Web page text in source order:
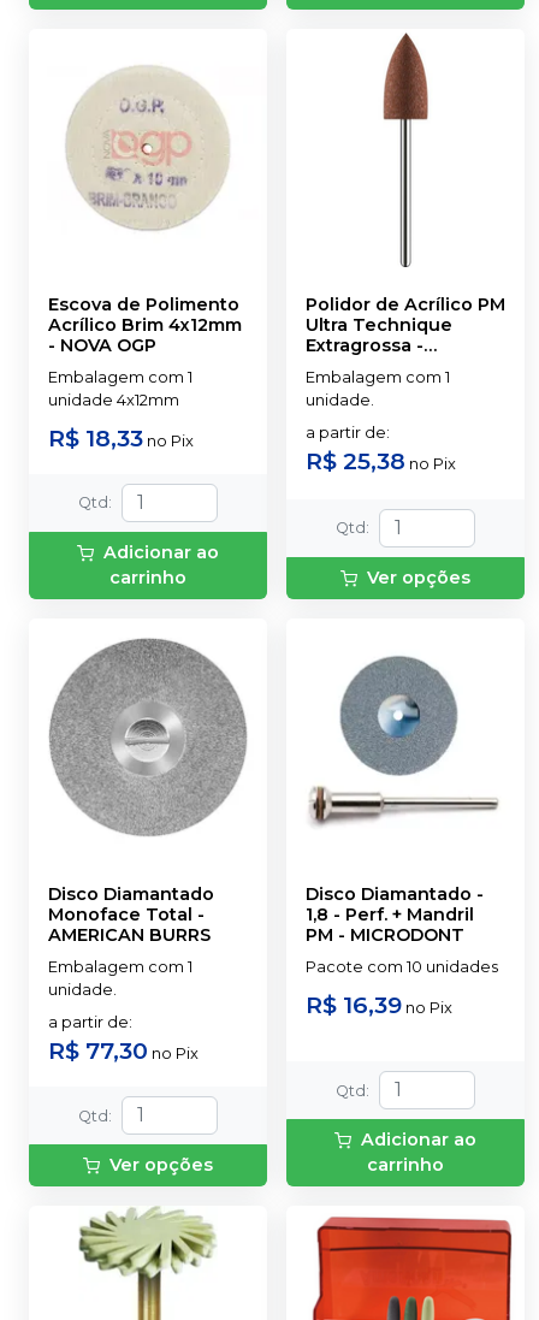
Escova de Polimento
Acrílico Brim 4x12mm
- NOVA OGP
Embalagem com 1
unidade 4x12mm
R$ 18,33 no Pix
Qtd :
Adicionar ao
carrinho
Polidor de Acrílico PM
Ultra Technique
Extragrossa -
Embalagem com 1
unidade.
a partir de:
R$ 25,38 no Pix
Qtd :
Ver opções
Disco Diamantado
Monoface Total -
AMERICAN BURRS
Embalagem com 1
unidade.
a partir de:
R$ 77,30 no Pix
Qtd:
Ver opções
Disco Diamantado -
1,8 - Perf. + Mandril
PM - MICRODONT
Pacote com 10 unidades
R$ 16,39 no Pix
Qtd:
Adicionar ao
carrinho